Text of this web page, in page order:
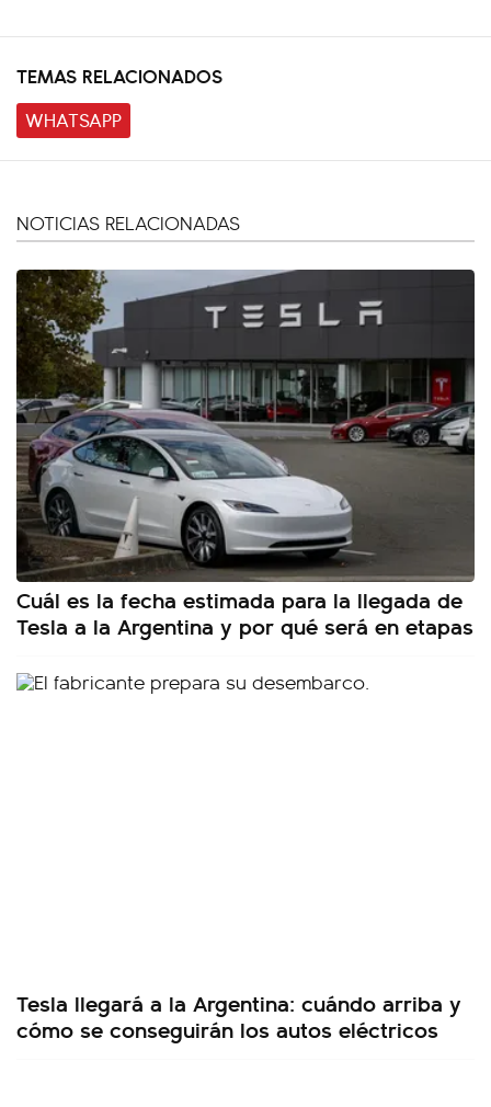
TEMAS RELACIONADOS
WHATSAPP
NOTICIAS RELACIONADAS
Cuál es la fecha estimada para la llegada de
Tesla a la Argentina y por qué será en etapas
Tesla llegará a la Argentina: cuándo arriba y
cómo se conseguirán los autos eléctricos